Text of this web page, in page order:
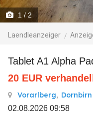
1 / 2
Laendleanzeiger
Tablet A1 Alpha
20 EUR
Vorarlberg, Dornbirn
02.08.2026 09:58